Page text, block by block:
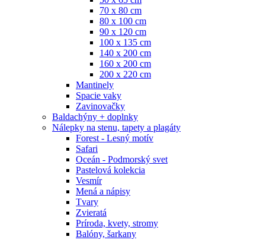
70 x 80 cm
80 x 100 cm
90 x 120 cm
100 x 135 cm
140 x 200 cm
160 x 200 cm
200 x 220 cm
Mantinely
Spacie vaky
Zavinovačky
Baldachýny + doplnky
Nálepky na stenu, tapety a plagáty
Forest - Lesný motív
Safari
Oceán - Podmorský svet
Pastelová kolekcia
Vesmír
Mená a nápisy
Tvary
Zvieratá
Príroda, kvety, stromy
Balóny, šarkany